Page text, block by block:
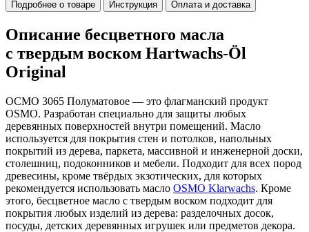
Подробнее о товаре
Инструкция Оплата и доставка
Описание бесцветного масла
с твердым воском Hartwachs-Öl
Original
ОСМО 3065 Полуматовое — это флагманский продукт
OSMO. Разработан специально для защиты любых
деревянных поверхностей внутри помещений. Масло
используется для покрытия стен и потолков, напольных
покрытий из дерева, паркета, массивной и инженерной доски,
столешниц, подоконников и мебели. Подходит для всех пород
древесины, кроме твёрдых экзотических, для которых
рекомендуется использовать масло OSMO Klarwachs. Кроме
этого, бесцветное масло с твердым воском подходит для
покрытия любых изделий из дерева: разделочных досок,
посуды, детских деревянных игрушек или предметов декора.